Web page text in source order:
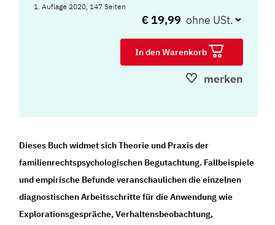
1. Auflage 2020, 147 Seiten
€ 19,99
In den Warenkorb
merken
Dieses Buch widmet sich Theorie und Praxis der
familienrechtspsychologischen Begutachtung. Fallbeispiele
und empirische Befunde veranschaulichen die einzelnen
diagnostischen Arbeitsschritte für die Anwendung wie
Explorationsgespräche, Verhaltensbeobachtung,